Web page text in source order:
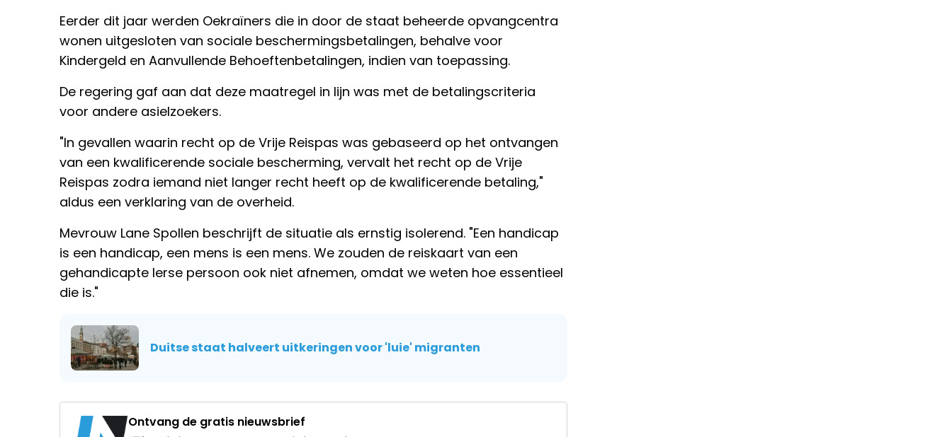
Eerder dit jaar werden Oekraïners die in door de staat beheerde opvangcentra
wonen uitgesloten van sociale beschermingsbetalingen, behalve voor
Kindergeld en Aanvullende Behoeftenbetalingen, indien van toepassing.
De regering gaf aan dat deze maatregel in lijn was met de betalingscriteria
voor andere asielzoekers.
"In gevallen waarin recht op de Vrije Reispas was gebaseerd op het ontvangen
van een kwalificerende sociale bescherming, vervalt het recht op de Vrije
Reispas zodra iemand niet langer recht heeft op de kwalificerende betaling,"
aldus een verklaring van de overheid.
Mevrouw Lane Spollen beschrijft de situatie als ernstig isolerend. "Een handicap
is een handicap, een mens is een mens. We zouden de reiskaart van een
gehandicapte Ierse persoon ook niet afnemen, omdat we weten hoe essentieel
die is."
Duitse staat halveert uitkeringen voor 'luie' migranten
Ontvang de gratis nieuwsbrief